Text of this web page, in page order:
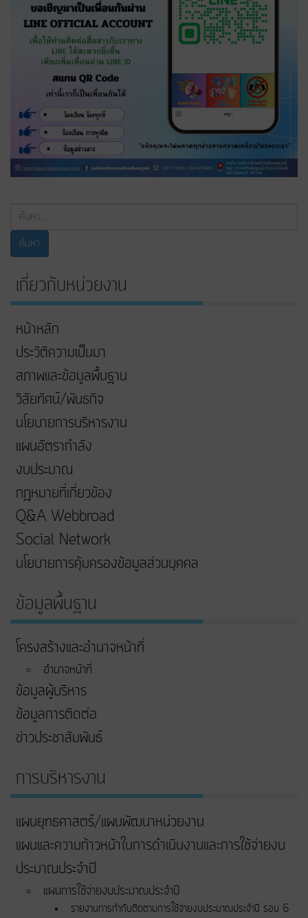
ค้นหา...
ค้นหา
เกี่ยวกับหน่วยงาน
หน้าหลัก
ประวัติความเป็นมา
สภาพและข้อมูลพื้นฐาน
วิสัยทัศน์/พันธกิจ
นโยบายการบริหารงาน
แผนอัตรากำลัง
งบประมาณ
กฎหมายที่เกี่ยวข้อง
Q&A Webbroad
Social Network
นโยบายการคุ้มครองข้อมูลส่วนบุคคล
ข้อมูลพื้นฐาน
โครงสร้างและอำนาจหน้าที่
อำนาจหน้าที่
ข้อมูลผู้บริหาร
ข้อมูลการติดต่อ
ข่าวประชาสัมพันธ์
การบริหารงาน
แผนยุทธศาสตร์/แผนพัฒนาหน่วยงาน
แผนและความก้าวหน้าในการดําเนินงานและการใช้จ่ายงบ
ประมาณประจําปี
แผนการใช้จ่ายงบประมาณประจำปี
รายงานการกำกับติดตามการใช้จ่ายงบประมาณประจำปี รอบ 6